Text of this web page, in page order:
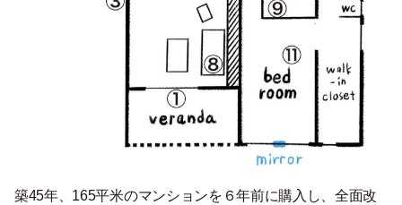
築45年、 165平米のマンションを６年前に購入し、全面改